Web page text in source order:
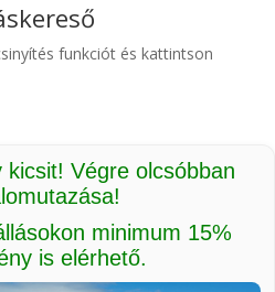
funkciót és kattintson
kicsit! Végre olcsóbban
minimum 15%
is elérhető.